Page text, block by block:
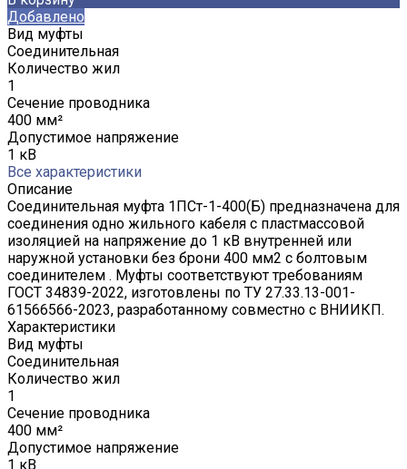
Добавлено
Вид муфты
Соединительная
Количество жил
1
Сечение проводника
400 мм²
Допустимое напряжение
1 кВ
Все характеристики
Описание
Соединительная муфта 1ПСт-1-400(Б) предназначена для
соединения одно жильного кабеля с пластмассовой
изоляцией на напряжение до 1 кВ внутренней или
наружной установки без брони 400 мм2 с болтовым
соединителем . Муфты соответствуют требованиям
ГОСТ 34839-2022, изготовлены по ТУ 27.33.13-001-
61566566-2023, разработанному совместно с ВНИИКП.
Характеристики
Вид муфты
Соединительная
Количество жил
1
Сечение проводника
400 мм²
Допустимое напряжение
1 кВ